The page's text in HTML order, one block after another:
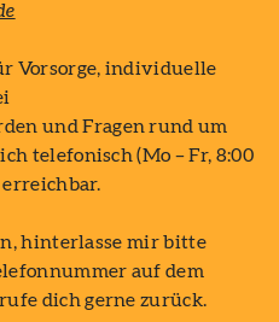
Vorsorge, individuelle
und Fragen rund um
telefonisch (Mo – Fr, 8:00
erreichbar.
hinterlasse mir bitte
auf dem
dich gerne zurück.